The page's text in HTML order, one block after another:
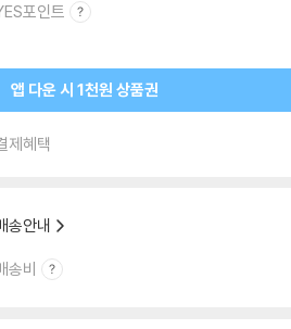
포인트
앱 다운 시 1천원 상품권
제혜택
송안내
송비